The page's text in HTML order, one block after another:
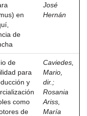
en
de
José
Hernán
de
para
y
como
de
Caviedes,
Mario,
dir. ;
Rosania
Ariss,
María